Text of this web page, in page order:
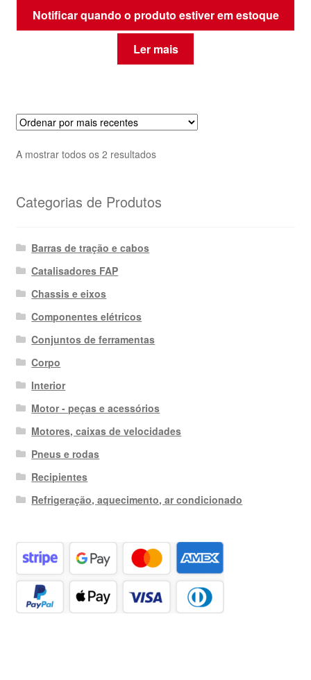
Notificar quando o produto estiver em estoque
Ler mais
A mostrar todos os 2 resultadosOrdenado
recentes
Categorias de Produtos
Barras de tração e cabos
Catalisadores FAP
Chassis e eixos
Componentes elétricos
Conjuntos de ferramentas
Corpo
Interior
Motor - peças e acessórios
Motores, caixas de velocidades
Pneus e rodas
Recipientes
Refrigeração, aquecimento, ar condicionado